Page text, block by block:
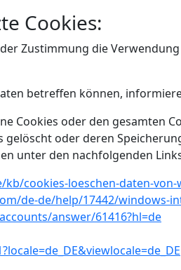
Cookies:
Zustimmung die
betreffen können,
Cookies oder den gesamten
oder deren
unter den nachfolgenden
cookies-loeschen-daten-
de-de/help/17442/windows-
answer/61416?hl=de